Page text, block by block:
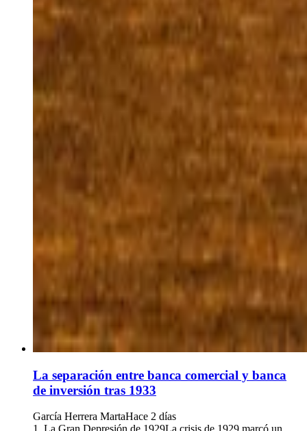
La separación entre banca comercial y banca
de inversión tras 1933
García Herrera MartaHace 2 días